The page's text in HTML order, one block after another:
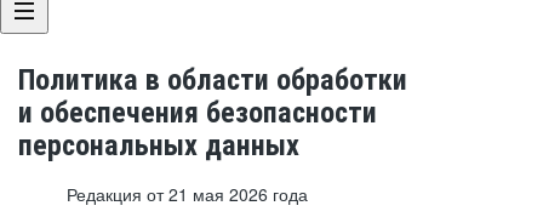
Политика в области обработки
и обеспечения безопасности
персональных данных
Редакция от 21 мая 2026 года